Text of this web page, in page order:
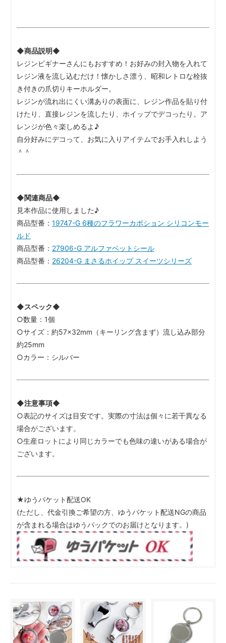
◆商品説明◆
レジンビギナーさんにもおすすめ！お好みの封入物を入れて
レジン液を流し込むだけ！懐かしさ漂う、昭和レトロな栓抜
き付きの爪切りキーホルダー。
レジンが流れ出にくい溝ありの表面に、レジン作品を貼り付
けたり、直接レジンを流したり、ホイップでデコったり。ア
レンジが色々楽しめるよ♪
自分好みにデコって、お気に入りアイテムでお手入れしよう
＾＾
◆関連商品◆
見本作品に使用しました♪
商品型番： 19747-G 6種のフラワーカボション シリコンモー
ルド
商品型番： 27906-G アルファベットシール
商品型番： 26204-G まさるホイップ スイーツシリーズ
◆スペック◆
○数量：1個
○サイズ：約57×32mm（キーリング含まず）流し込み部分
約25mm
○カラー：シルバー
◆注意事項◆
○表記のサイズは目安です。実際の寸法は個々に若干異なる
場合がございます。
○生産ロットにより同じカラーでも色味の違いがある場合が
ございます。
★ゆうパケット配送OK
(ただし、代金引換ご希望の方、ゆうパケット配送NGの商品
が含まれる場合はゆうパックでのお届けとなります。)